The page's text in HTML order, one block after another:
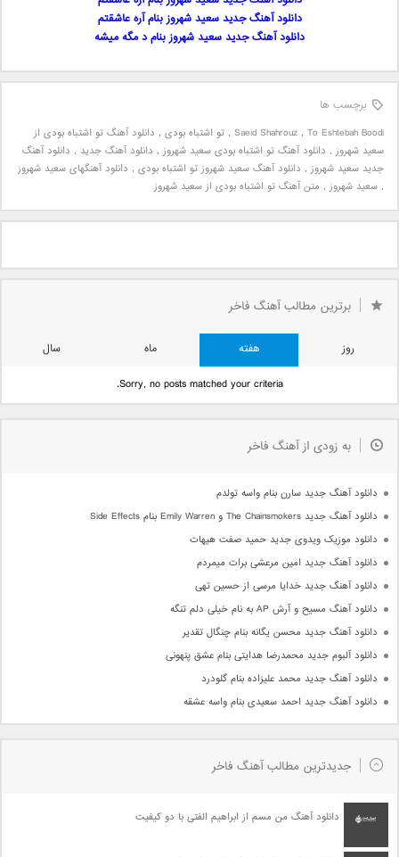
دانلود آهنگ جدید سعید شهروز بنام آره عاشقتم
دانلود آهنگ جدید سعید شهروز بنام د مگه میشه
برچسب ها
Saeid Shahrouz , To Eshtebah Boodi
, تو اشتباه بودی , دانلود آهنگ تو اشتباه بودی از
سعید شهروز, دانلود آهنگ تو اشتباه بودی سعید شهروز, دانلود آهنگ جدید , دانلود آهنگ
جدید سعید شهروز, دانلود آهنگ سعید شهروز تو اشتباه بودی , دانلود آهنگهای سعید شهروز
, سعید شهروز, متن آهنگ تو اشتباه بودی از سعید شهروز
برترین مطالب آهنگ فاخر
روز هفته ماه
سال
Sorry, no posts matched your criteria.
به زودی از آهنگ فاخر
دانلود آهنگ جدید سارن بنام واسه تولدم
دانلود آهنگ جدید The Chainsmokers و Emily Warren بنام Side Effects
دانلود موزیک ویدوی جدید حمید صفت هیهات
دانلود آهنگ جدید امین مرعشی برات میمردم
دانلود آهنگ جدید خدایا مرسی از حسین تهی
دانلود آهنگ مسیح و آرش AP به نام خیلی دلم تنگه
دانلود آهنگ جدید محسن یگانه بنام چنگال تقدیر
دانلود آلبوم جدید محمدرضا هدایتی بنام عشق پنهونی
دانلود آهنگ جدید محمد علیزاده بنام گلودرد
دانلود آهنگ جدید احمد سعیدی بنام واسه عشقه
جدیدترین مطالب آهنگ فاخر
دانلود آهنگ من مسم از ابراهیم الفتی با دو کیفیت